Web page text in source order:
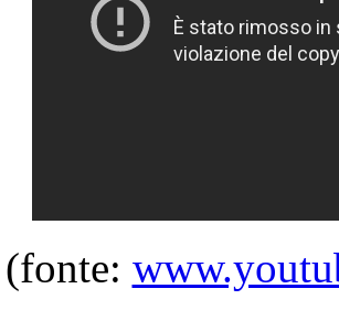
(fonte: